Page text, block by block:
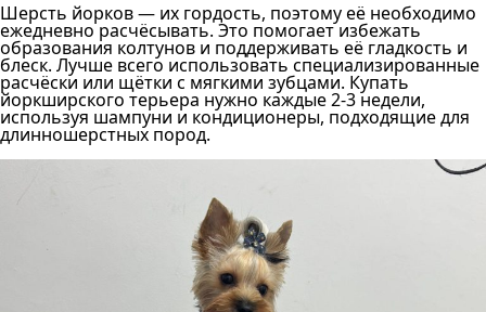
Шерсть йорков — их гордость, поэтому её необходимо
ежедневно расчёсывать. Это помогает избежать
образования колтунов и поддерживать её гладкость и
блеск. Лучше всего использовать специализированные
расчёски или щётки с мягкими зубцами. Купать
йоркширского терьера нужно каждые 2-3 недели,
используя шампуни и кондиционеры, подходящие для
длинношерстных пород.